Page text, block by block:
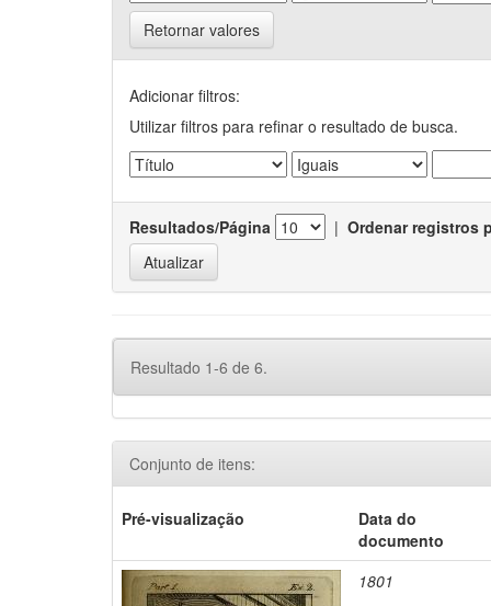
Retornar valores
Adicionar filtros:
Utilizar filtros para refinar o resultado de busca.
Resultados/Página | Ordenar registros
Resultado 1-6 de 6.
Conjunto de itens:
Pré-visualização
Data do
documento
1801